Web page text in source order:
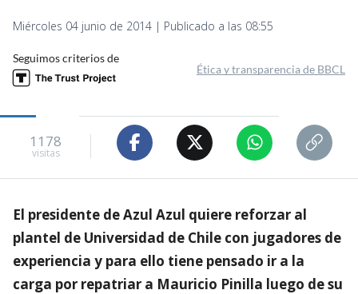
Miércoles 04 junio de 2014 | Publicado a las 08:55
Seguimos criterios de
Ética y transparencia de BBCL
1178
visitas
El presidente de Azul Azul quiere reforzar al
plantel de Universidad de Chile con jugadores de
experiencia y para ello tiene pensado ir a la
carga por repatriar a Mauricio Pinilla luego de su